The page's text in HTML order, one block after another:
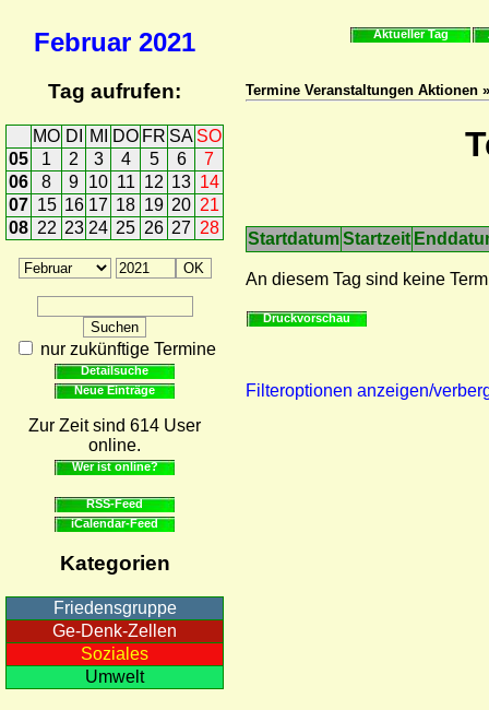
Februar 2021
Tag aufrufen:
MO DI MI DO FR SA SO
05
1 2 3 4 5 6
7
06
8 9 10 11 12 13 14
07 15 16 17 18 19 20 21
08 22 23 24 25 26 27 28
nur zukünftige Termine
Detailsuche
Neue Einträge
Zur Zeit sind 614 User
online.
Wer ist online?
RSS-Feed
iCalendar-Feed
Kategorien
Friedensgruppe
Ge-Denk-Zellen
Soziales
Umwelt
Aktueller Tag
Termine Veranstaltungen Aktionen
StartdatumStartzeit
An diesem Tag sind keine
Druckvorschau
Filteroptionen anzeigen/